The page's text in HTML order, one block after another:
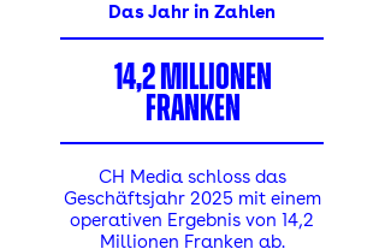
Das Jahr in Zahlen
14,2 Millionen
franken
CH Media schloss das
Geschäftsjahr 2025 mit einem
operativen Ergebnis von 14,2
Millionen Franken ab.